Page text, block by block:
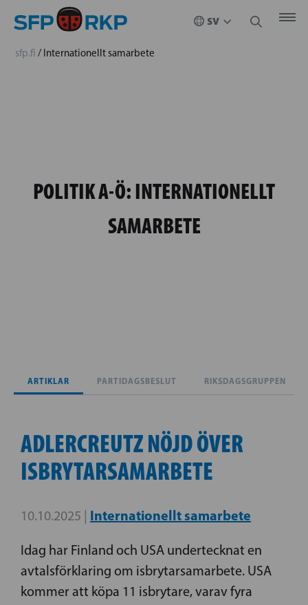
sfp.fi / Internationellt samarbete
POLITIK A-Ö:INTERNATIONELLT
SAMARBETE
ARTIKLAR PARTIDAGSBESLUT RIKSDAGSGRUPPEN
ADLERCREUTZ NÖJD ÖVER
ISBRYTARSAMARBETE
10.10.2025 | Internationellt samarbete
Idag har Finland och USA undertecknat en
avtalsförklaring om isbrytarsamarbete. USA
kommer att köpa 11 isbrytare, varav fyra